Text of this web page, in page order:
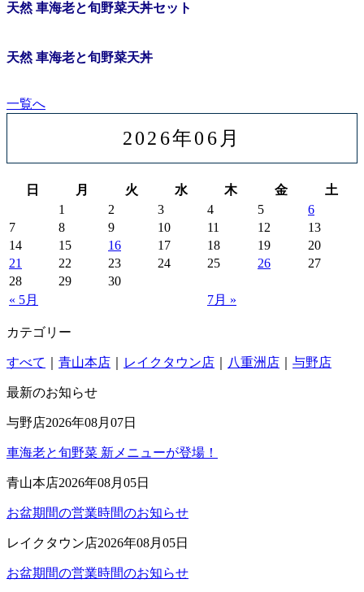
天然 車海老と旬野菜天丼セット
天然 車海老と旬野菜天丼
一覧へ
2026年06月
日 月 火 水 木 金 土
« 5月 7月 »
1 2 3 4 5
6
7
8 9 10 11 12
13
14
15 16 17 18 19
20
21
22 23 24 25 26
27
28
29 30
カテゴリー
すべて 青山本店 レイクタウン店 八重洲店 与野店
最新のお知らせ
与野店2026年08月07日
車海老と旬野菜 新メニューが登場！
青山本店2026年08月05日
お盆期間の営業時間のお知らせ
レイクタウン店2026年08月05日
お盆期間の営業時間のお知らせ